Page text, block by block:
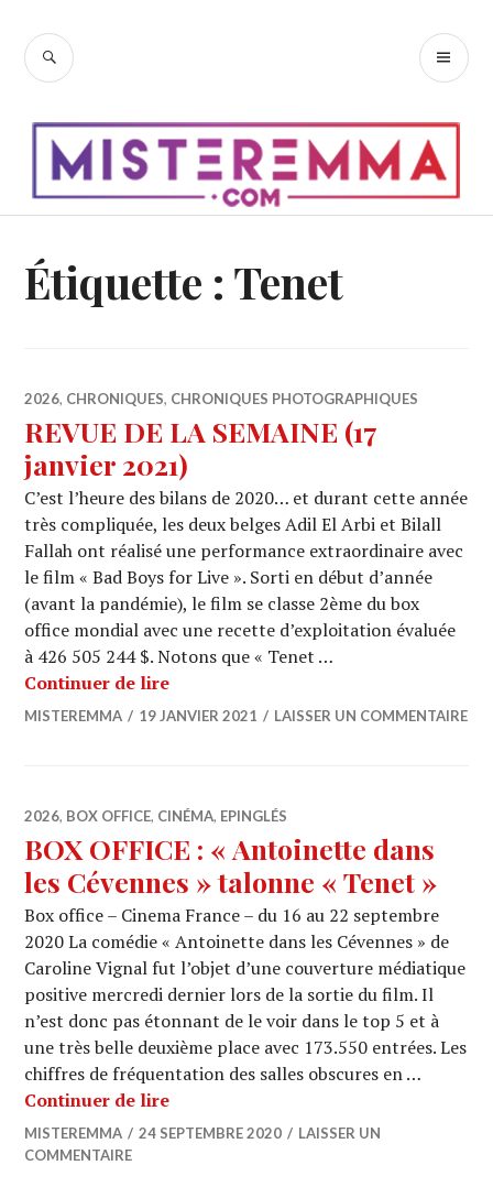
contenu
RECHERCHE
Étiquette : Tenet
2026, CHRONIQUES, CHRONIQUES PHOTOGRAPHIQUES
REVUE DE LA SEMAINE (17
janvier 2021)
C’est l’heure des bilans de 2020… et durant cette année
très compliquée, les deux belges Adil El Arbi et Bilall
Fallah ont réalisé une performance extraordinaire avec
le film « Bad Boys for Live ». Sorti en début d’année
(avant la pandémie), le film se classe 2ème du box
office mondial avec une recette d’exploitation évaluée
à 426 505 244 $. Notons que « Tenet …
Continuer de lireREVUE DE LA SEMAINE (17 janvier
MISTEREMMA 19 JANVIER 2021 LAISSER UN COMMENTAIRE
2026, BOX OFFICE, CINÉMA, EPINGLÉS
BOX OFFICE : « Antoinette dans
les Cévennes » talonne « Tenet »
Box office – Cinema France – du 16 au 22 septembre
2020 La comédie « Antoinette dans les Cévennes » de
Caroline Vignal fut l’objet d’une couverture médiatique
positive mercredi dernier lors de la sortie du film. Il
n’est donc pas étonnant de le voir dans le top 5 et à
une très belle deuxième place avec 173.550 entrées. Les
chiffres de fréquentation des salles obscures en …
Continuer de lireBOX OFFICE : « Antoinette dans les
MISTEREMMA 24 SEPTEMBRE 2020
LAISSER UN
COMMENTAIRE